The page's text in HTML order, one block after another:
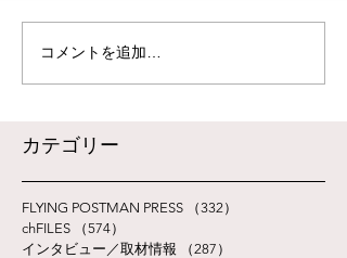
コメントを追加…
​カテゴリー
FLYING POSTMAN PRESS （332）
chFILES
（574）
インタビュー／取材情報
（287）